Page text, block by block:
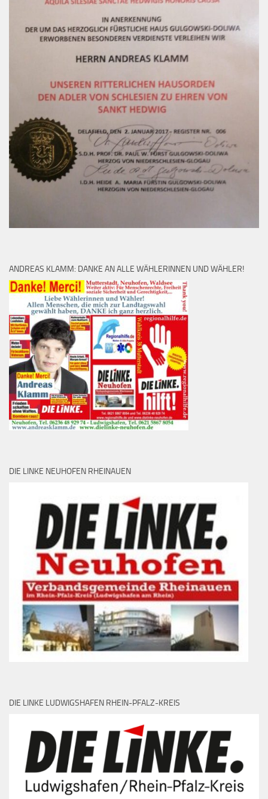
ANDREAS KLAMM: DANKE AN ALLE WÄHLERINNEN UND WÄHLER!
DIE LINKE NEUHOFEN RHEINAUEN
DIE LINKE LUDWIGSHAFEN RHEIN-PFALZ-KREIS